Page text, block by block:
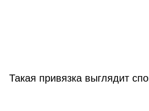
Такая привязка выглядит